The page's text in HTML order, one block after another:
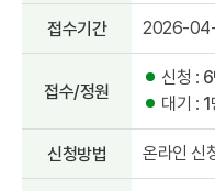
접수기간 2026-
접수/정원
신청 : 6
대기 : 1
신청방법 온라인 신